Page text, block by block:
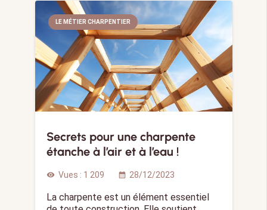
LE MÉTIER CHARPENTIER
Secrets pour une charpente
étanche à l’air et à l’eau !
visibility Vues : 1 209 calendar_month 28/12/2023
La charpente est un élément essentiel